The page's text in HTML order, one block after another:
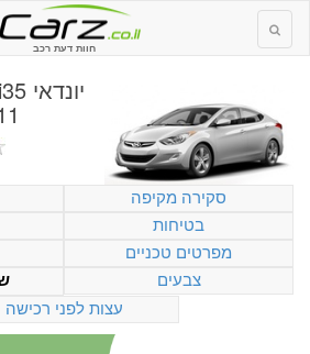
חוות דעת רכב
סקירה מקיפה
בטיחות
מפרטים טכניים
צבעים
עצות לפני רכישה